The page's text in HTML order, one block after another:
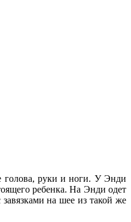
голова, руки и ноги. У Энди
ребенка. На Энди одет
на шее из такой же